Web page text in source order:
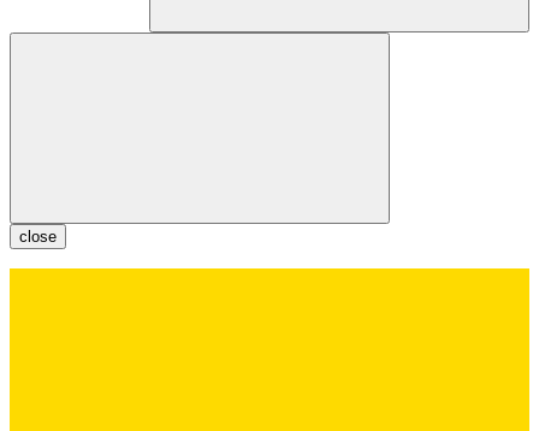
close